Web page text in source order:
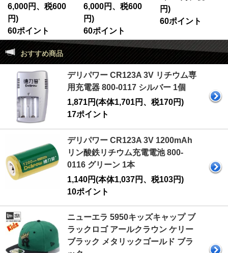
6,000円、税600
円)
60ポイント
6,000円、税600
円)
60ポイント
円)
60ポイント
おすすめ商品
デリパワー CR123A 3V リチウム専
用充電器 800-0117 シルバー 1個
1,871円(本体1,701円、税170円)
17ポイント
デリパワー CR123A 3V 1200mAh
リン酸鉄リチウム充電電池 800-
0116 グリーン 1本
1,140円(本体1,037円、税103円)
10ポイント
ニューエラ 5950キッズキャップ ブ
ラックロゴ アールクラウン ケリー
ブラック メタリックゴールド ブラ